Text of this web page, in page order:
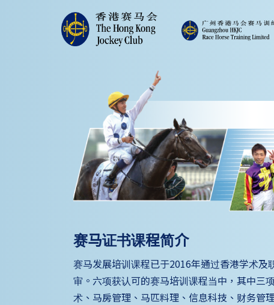
赛马证书课程简介
赛马发展培训课程已于2016年通过香港学术
审。六项获认可的赛马培训课程当中，其中三
术、马房管理、马匹料理、信息科技、财务管